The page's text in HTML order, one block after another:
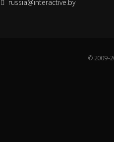
russia@interactive.by
© 2009-